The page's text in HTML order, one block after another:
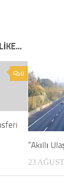
0
“Akıllı
23